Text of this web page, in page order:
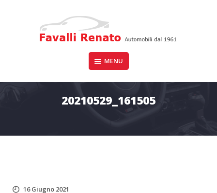
FAVALLI RENATO
MENU
20210529_161505
16 Giugno 2021